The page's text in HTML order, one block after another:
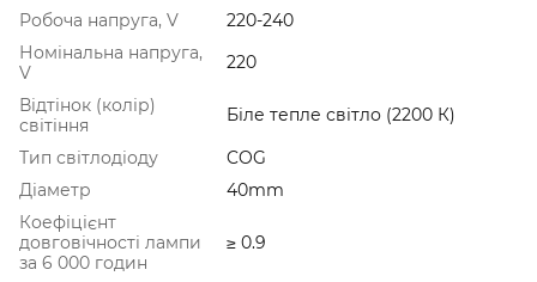
Робоча напруга, V
220-240
Номінальна напруга,
V
220
Відтінок (колір)
світіння
Біле тепле світло (2200 К)
Тип світлодіоду
COG
Діаметр
40mm
Коефіцієнт
довговічності лампи
за 6 000 годин
≥ 0.9